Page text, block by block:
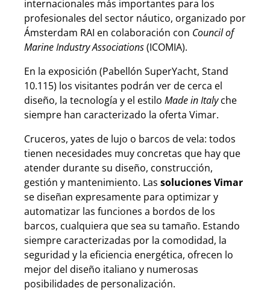
internacionales más importantes para los
profesionales del sector náutico, organizado por
Ámsterdam RAI en colaboración con Council of
Marine Industry Associations(ICOMIA).
En la exposición (Pabellón SuperYacht, Stand
10.115) los visitantes podrán ver de cerca el
diseño, la tecnología y el estilo Made in Italyche
siempre han caracterizado la oferta Vimar.
Cruceros, yates de lujo o barcos de vela: todos
tienen necesidades muy concretas que hay que
atender durante su diseño, construcción,
gestión y mantenimiento. Las soluciones Vimar
se diseñan expresamente para optimizar y
automatizar las funciones a bordos de los
barcos, cualquiera que sea su tamaño. Estando
siempre caracterizadas por la comodidad, la
seguridad y la eficiencia energética, ofrecen lo
mejor del diseño italiano y numerosas
posibilidades de personalización.